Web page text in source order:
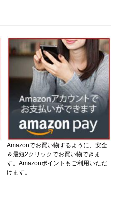
Amazonでお買い物するように、安全
＆最短2クリックでお買い物できま
す。Amazonポイントもご利用いただ
けます。